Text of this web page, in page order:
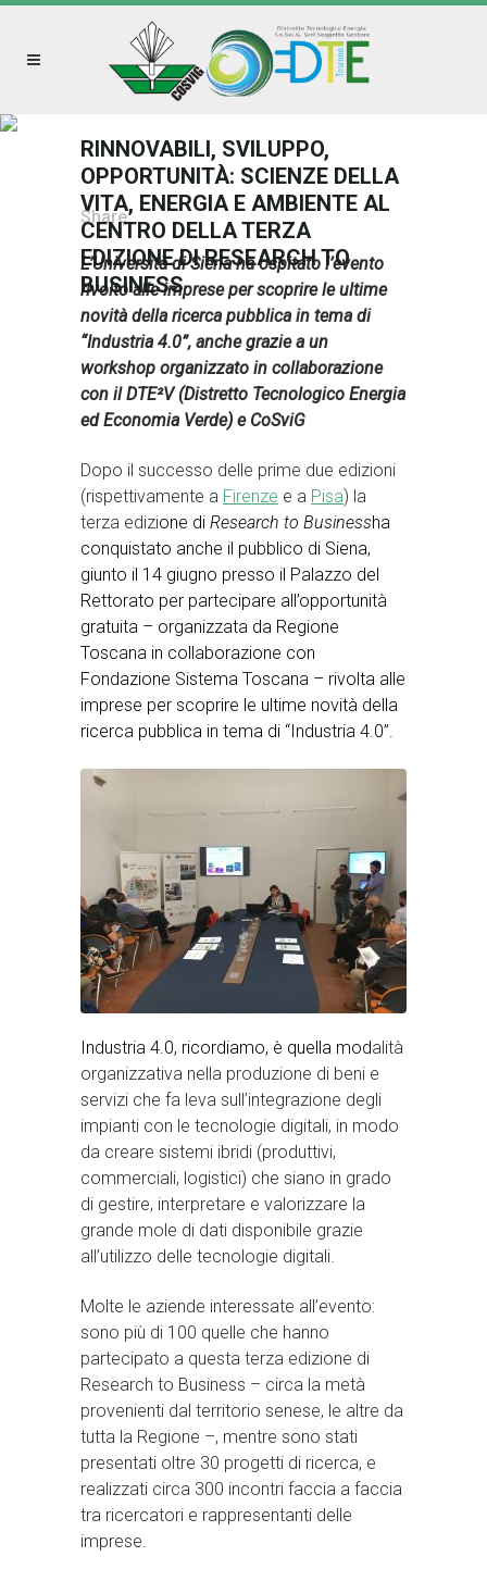
RINNOVABILI, SVILUPPO,
OPPORTUNITÀ: SCIENZE DELLA
VITA, ENERGIA E AMBIENTE AL
CENTRO DELLA TERZA
EDIZIONE DI RESEARCH TO
BUSINESS
Share
L’Università di Siena ha ospitato l’evento
rivolto alle imprese per scoprire le ultime
novità della ricerca pubblica in tema di
“Industria 4.0”, anche grazie a un
workshop organizzato in collaborazione
con il DTE²V (Distretto Tecnologico Energia
ed Economia Verde) e CoSviG
Dopo il successo delle prime due edizioni
(rispettivamente a Firenze e a Pisa) la
terza edizione di Research to Businessha
conquistato anche il pubblico di Siena,
giunto il 14 giugno presso il Palazzo del
Rettorato per partecipare all’opportunità
gratuita – organizzata da Regione
Toscana in collaborazione con
Fondazione Sistema Toscana – rivolta alle
imprese per scoprire le ultime novità della
ricerca pubblica in tema di “Industria 4.0”.
Industria 4.0, ricordiamo, è quella modalità
organizzativa nella produzione di beni e
servizi che fa leva sull’integrazione degli
impianti con le tecnologie digitali, in modo
da creare sistemi ibridi (produttivi,
commerciali, logistici) che siano in grado
di gestire, interpretare e valorizzare la
grande mole di dati disponibile grazie
all’utilizzo delle tecnologie digitali.
Molte le aziende interessate all’evento:
sono più di 100 quelle che hanno
partecipato a questa terza edizione di
Research to Business – circa la metà
provenienti dal territorio senese, le altre da
tutta la Regione –, mentre sono stati
presentati oltre 30 progetti di ricerca, e
realizzati circa 300 incontri faccia a faccia
tra ricercatori e rappresentanti delle
imprese.